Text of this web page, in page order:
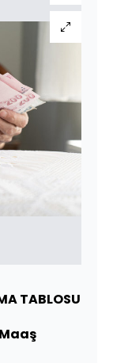
TABLOSU